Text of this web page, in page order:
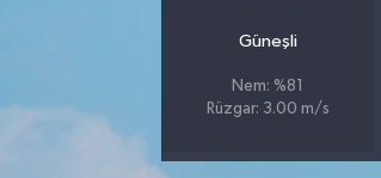
Güneşli
Nem: %81
Rüzgar: 3.00 m/s